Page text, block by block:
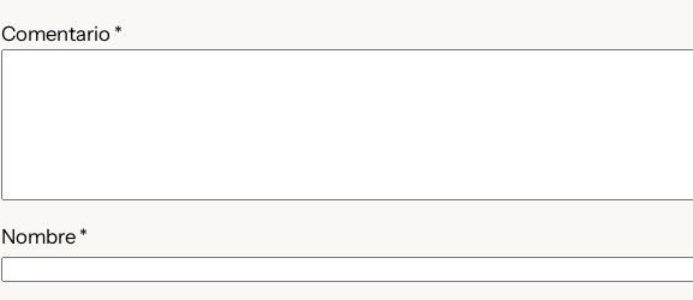
Comentario *
Nombre *